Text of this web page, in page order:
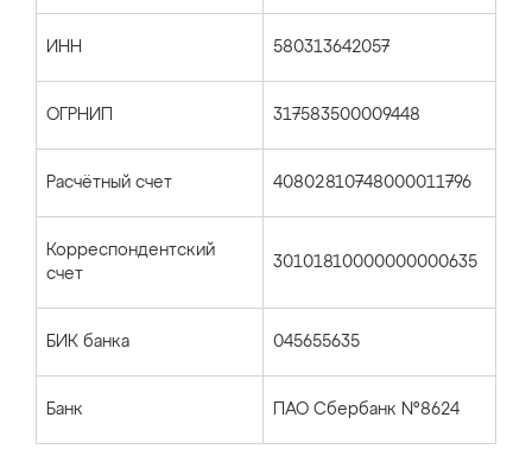
ИНН 580313642057
ОГРНИП 317583500009448
Расчётный счет 40802810748000011796
Корреспондентский
счет
30101810000000000635
БИК банка 045655635
Банк ПАО Сбербанк №8624